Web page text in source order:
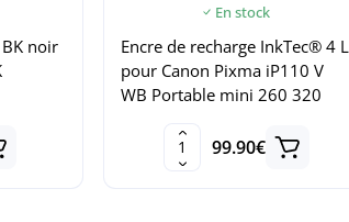
noir
En stock
Encre de recharge InkTec® 4 L
pour Canon Pixma iP110 V
WB Portable mini 260 320
99.90€